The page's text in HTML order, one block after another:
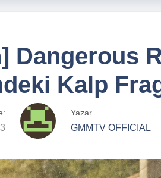
Dangerous
Kalp
Yazar
GMMTV OFFICIAL​​